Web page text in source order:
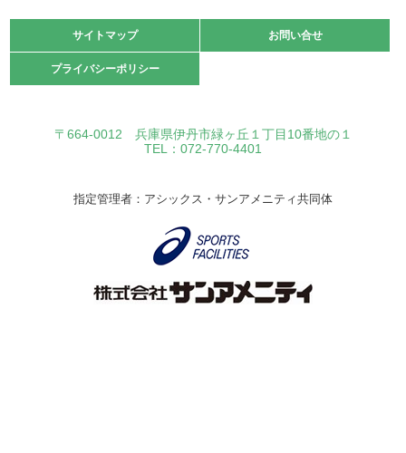
サイトマップ お問い合せ
プライバシーポリシー
サイトマップ お問い合せ
プライバシーポリシー
〒664-0012 兵庫県伊丹市緑ヶ丘１丁目10番地の１
TEL：072-770-4401
指定管理者：アシックス・サンアメニティ共同体